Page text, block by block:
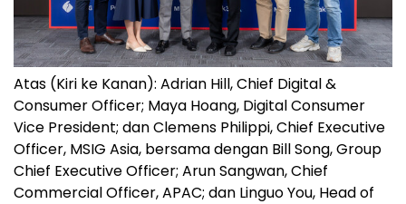
Atas (Kiri ke Kanan): Adrian Hill, Chief Digital &
Consumer Officer; Maya Hoang, Digital Consumer
Vice President; dan Clemens Philippi, Chief Executive
Officer, MSIG Asia, bersama dengan Bill Song, Group
Chief Executive Officer; Arun Sangwan, Chief
Commercial Officer, APAC; dan Linguo You, Head of